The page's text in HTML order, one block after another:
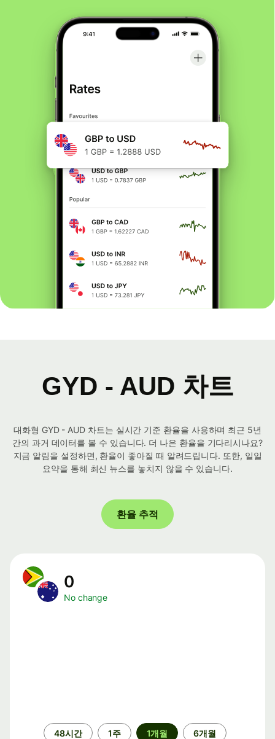
GYD - AUD 차트
대화형 GYD - AUD 차트는 실시간 기준 환율을 사용하며 최근 5년
간의 과거 데이터를 볼 수 있습니다. 더 나은 환율을 기다리시나요?
지금 알림을 설정하면, 환율이 좋아질 때 알려드립니다. 또한, 일일
요약을 통해 최신 뉴스를 놓치지 않을 수 있습니다.
환율 추적
0
No change
48시간 1주 1개월 6개월